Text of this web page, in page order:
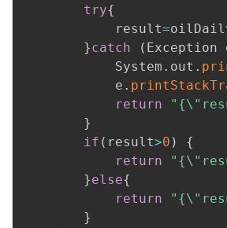
try{
            result
=
}catch ( Exception
            System
. out .
            e
.
return
}
if ( result>0 )
{
return
}else{
return
}